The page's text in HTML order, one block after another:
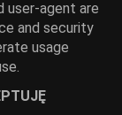
(1)
user-agent are
and security
usage